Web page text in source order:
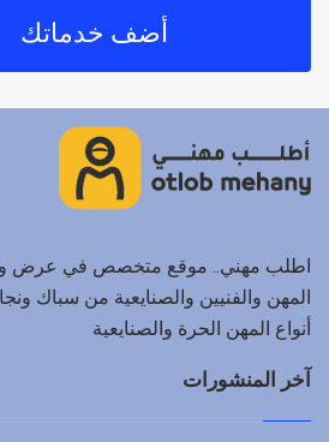
أضف خدماتك
اطلب مهني.. موقع متخصص في عرض
المهن والفنيين والصنايعية من سباك
أنواع المهن الحرة والصنايعية
آخر المنشورات